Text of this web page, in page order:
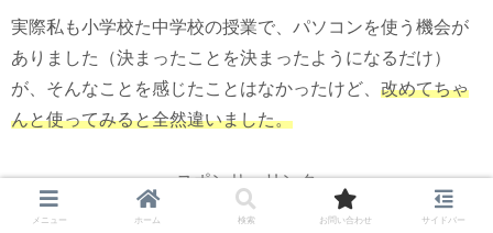
実際私も小学校た中学校の授業で、パソコンを使う機会が
ありました（決まったことを決まったようになるだけ）
が、そんなことを感じたことはなかったけど、 改めてちゃ
んと使ってみると全然違いました。
スポンサーリンク
メニュー ホーム 検索 お問い合わせ サイドバー